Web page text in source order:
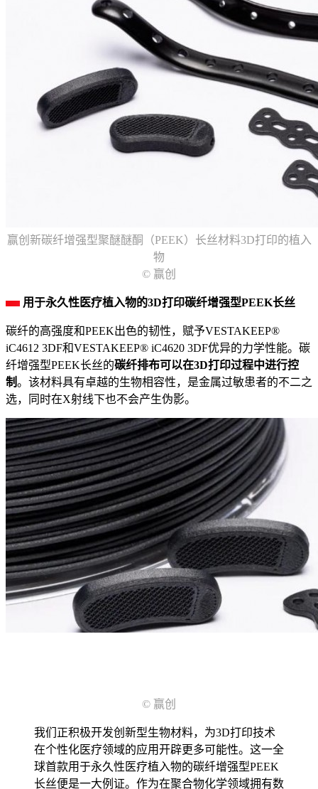
赢创新碳纤增强型聚醚醚酮（PEEK）长丝材料3D打印的植入
物
© 赢创
用于永久性医疗植入物的3D打印碳纤增强型PEEK长丝
碳纤的高强度和PEEK出色的韧性，赋予VESTAKEEP®
iC4612 3DF和VESTAKEEP® iC4620 3DF优异的力学性能。碳
纤增强型PEEK长丝的碳纤排布可以在3D打印过程中进行控
制。该材料具有卓越的生物相容性，是金属过敏患者的不二之
选，同时在X射线下也不会产生伪影。
© 赢创
我们正积极开发创新型生物材料，为3D打印技术
在个性化医疗领域的应用开辟更多可能性。这一全
球首款用于永久性医疗植入物的碳纤增强型PEEK
长丝便是一大例证。作为在聚合物化学领域拥有数